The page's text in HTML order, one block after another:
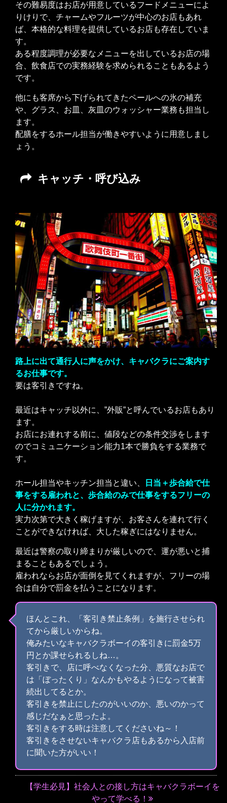
その難易度はお店が用意しているフードメニューによ
りけりで、チャームやフルーツが中心のお店もあれ
ば、本格的な料理を提供しているお店も存在していま
す。
ある程度調理が必要なメニューを出しているお店の場
合、飲食店での実務経験を求められることもあるよう
です。
他にも客席から下げられてきたペールへの氷の補充
や、グラス、お皿、灰皿のウォッシャー業務も担当し
ます。
配膳をするホール担当が働きやすいように用意しまし
ょう。
キャッチ・呼び込み
路上に出て通行人に声をかけ、キャバクラにご案内す
るお仕事です。
要は客引きですね。
最近はキャッチ以外に、”外販”と呼んでいるお店もあり
ます。
お店にお連れする前に、値段などの条件交渉をします
のでコミュニケーション能力1本で勝負をする業務で
す。
ホール担当やキッチン担当と違い、
日当＋歩合給で仕
事をする雇われと、歩合給のみで仕事をするフリーの
人に分かれます。
実力次第で大きく稼げますが、お客さんを連れて行く
ことができなければ、大した稼ぎにはなりません。
最近は警察の取り締まりが厳しいので、運が悪いと捕
まることもあるでしょう。
雇われならお店が面倒を見てくれますが、フリーの場
合は自分で罰金を払うことになります。
ほんとこれ、「客引き禁止条例」を施行させられ
てから厳しいからね。
俺みたいなキャバクラボーイの客引きに罰金5万
円とか課せられるしね…。
客引きで、店に呼べなくなった分、悪質なお店で
は「ぼったくり」なんかもやるようになって被害
続出してるとか。
客引きを禁止にしたのがいいのか、悪いのかって
感じだなぁと思ったよ。
客引きをする時は注意してくださいね～！
客引きをさせないキャバクラ店もあるから入店前
に聞いた方がいい！
【学生必見】社会人との接し方はキャバクラボーイを
やって学べる！